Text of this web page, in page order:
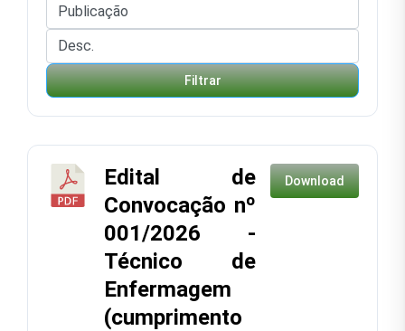
Filtrar
Edital de
Convocação nº
001/2026 -
Técnico de
Enfermagem
(cumprimento
Download